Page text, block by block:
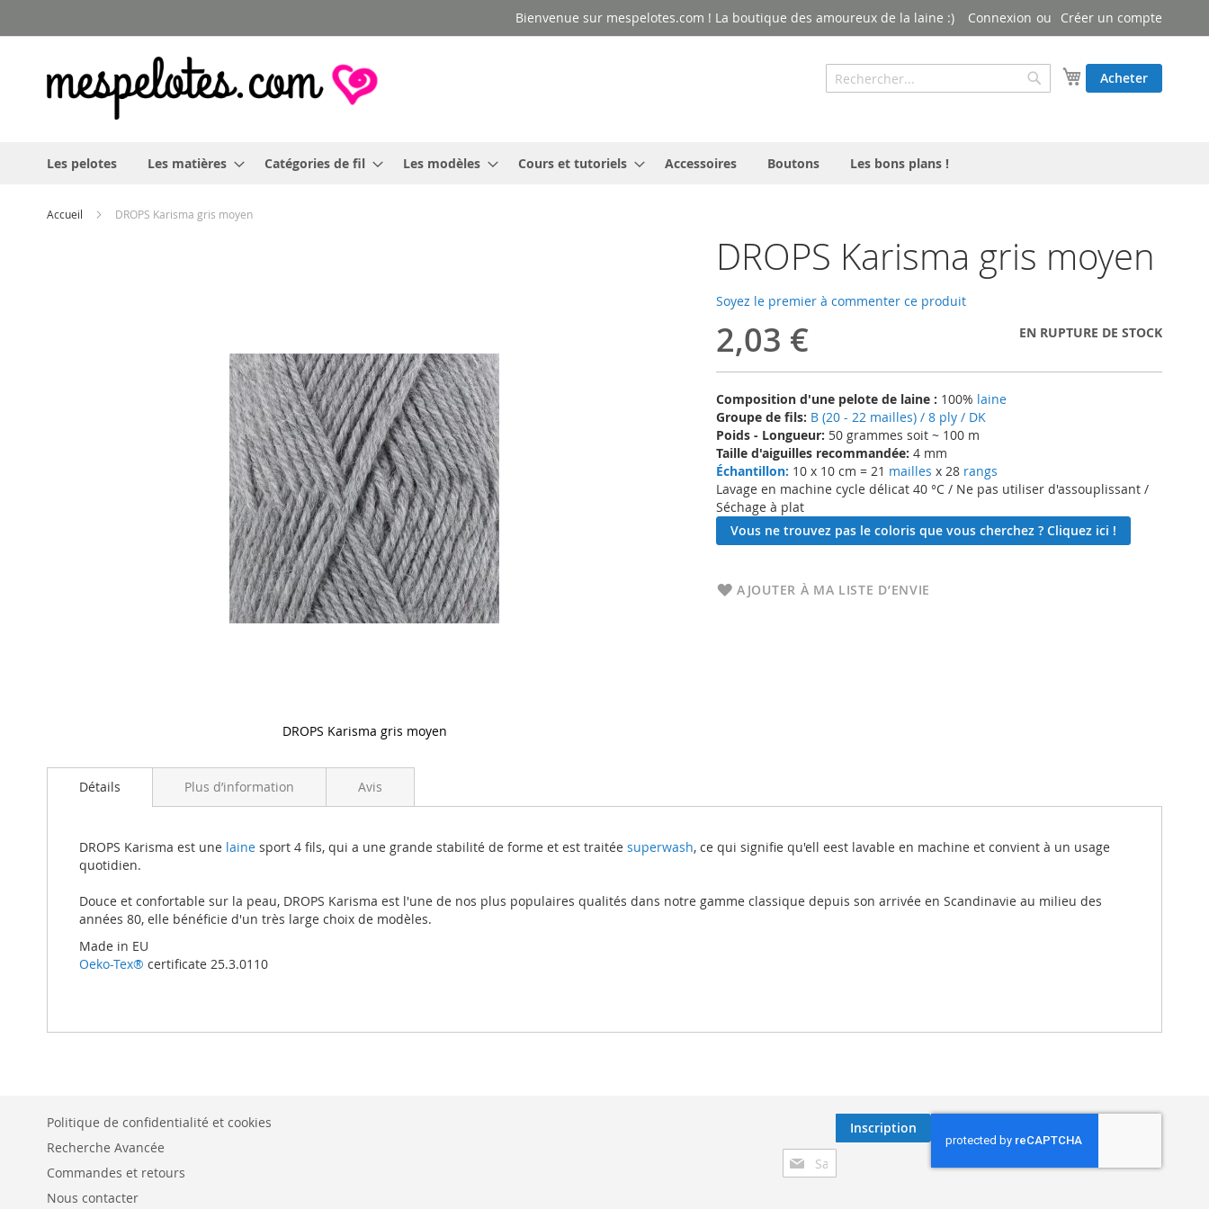
au
Bienvenue sur mespelotes.com ! La boutique des amoureux de la laine :) Connexion Créer un compte
Mon panier
Acheter
Rechercher
Rechercher
Les pelotes Les matières Catégories de fil Les modèles Cours et tutoriels Accessoires Boutons Les bons plans !
Accueil DROPS Karisma gris moyen
DROPS Karisma gris moyen
Soyez le premier à commenter ce produit
2,03 € EN RUPTURE DE STOCK
Composition d'une pelote de laine : 100% laine
Groupe de fils: B (20 - 22 mailles) / 8 ply / DK
Poids - Longueur: 50 grammes soit ~ 100 m
Taille d'aiguilles recommandée: 4 mm
Échantillon: 10 x 10 cm = 21 mailles x 28 rangs
Lavage en machine cycle délicat 40 °C / Ne pas utiliser d'assouplissant /
Séchage à plat
Vous ne trouvez pas le coloris que vous cherchez ? Cliquez ici !
AJOUTER À MA LISTE D’ENVIE
DROPS Karisma gris moyen
to
images
gallery
Détails
DROPS Karisma est une laine sport 4 fils, qui a une grande stabilité de forme et est traitée superwash, ce qui signifie qu'ell eest lavable en machine et convient à un usage
quotidien.
Douce et confortable sur la peau, DROPS Karisma est l'une de nos plus populaires qualités dans notre gamme classique depuis son arrivée en Scandinavie au milieu des
années 80, elle bénéficie d'un très large choix de modèles.
Made in EU
Oeko-Tex® certificate 25.3.0110
Plus d’information Avis
Inscription
à
Inscription
Politique de confidentialité et cookies
Recherche Avancée
Commandes et retours
Nous contacter